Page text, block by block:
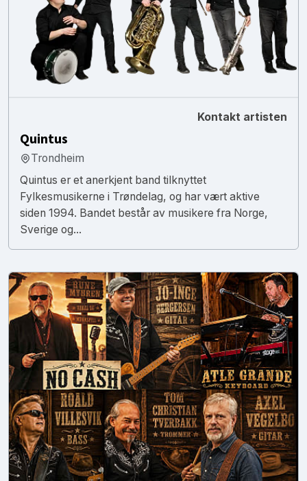
Kontakt artisten
Quintus
Trondheim
Quintus er et anerkjent band tilknyttet
Fylkesmusikerne i Trøndelag, og har vært aktive
siden 1994. Bandet består av musikere fra Norge,
Sverige og...